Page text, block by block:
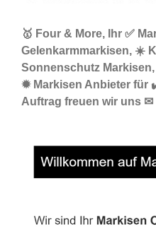
🥇 Four & More, Ihr ✅
Gelenkarmmarkisen, ☀️
Sonnenschutz
✹ Markisen Anbieter für
Auftrag freuen wir uns